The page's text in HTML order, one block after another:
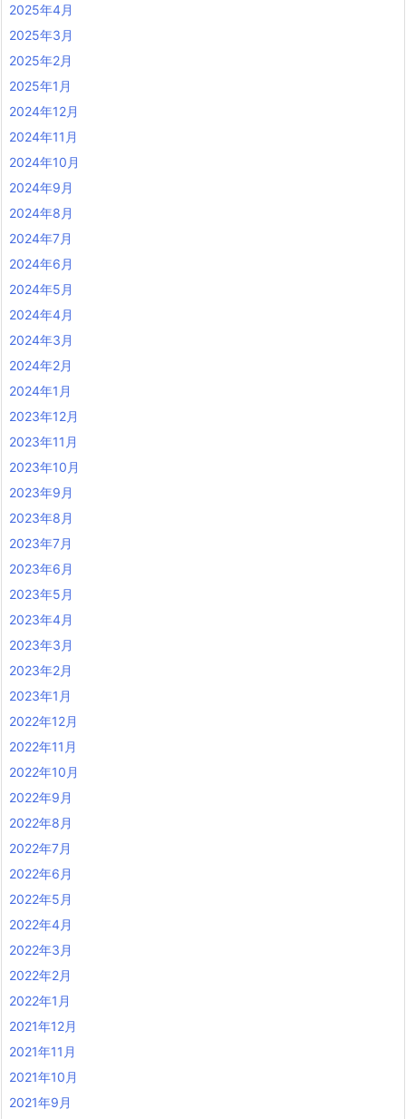
2025年4月
2025年3月
2025年2月
2025年1月
2024年12月
2024年11月
2024年10月
2024年9月
2024年8月
2024年7月
2024年6月
2024年5月
2024年4月
2024年3月
2024年2月
2024年1月
2023年12月
2023年11月
2023年10月
2023年9月
2023年8月
2023年7月
2023年6月
2023年5月
2023年4月
2023年3月
2023年2月
2023年1月
2022年12月
2022年11月
2022年10月
2022年9月
2022年8月
2022年7月
2022年6月
2022年5月
2022年4月
2022年3月
2022年2月
2022年1月
2021年12月
2021年11月
2021年10月
2021年9月